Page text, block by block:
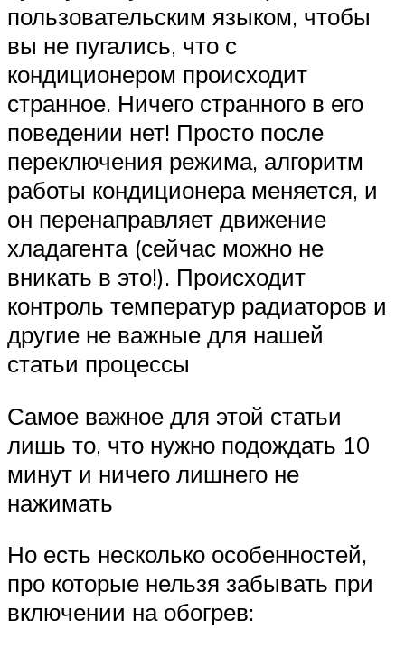
пользовательским языком, чтобы
вы не пугались, что с
кондиционером происходит
странное. Ничего странного в его
поведении нет! Просто после
переключения режима, алгоритм
работы кондиционера меняется, и
он перенаправляет движение
хладагента (сейчас можно не
вникать в это!). Происходит
контроль температур радиаторов и
другие не важные для нашей
статьи процессы
Самое важное для этой статьи
лишь то, что нужно подождать 10
минут и ничего лишнего не
нажимать
Но есть несколько особенностей,
про которые нельзя забывать при
включении на обогрев: